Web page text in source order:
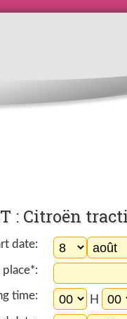
: Citroën
date:
time:
H